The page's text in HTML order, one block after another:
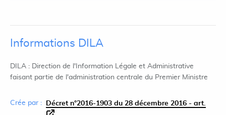
Informations DILA
DILA : Direction de l'Information Légale et Administrative
faisant partie de l'administration centrale du Premier Ministre
Crée par : Décret n°2016-1903 du 28 décembre 2016 - art.